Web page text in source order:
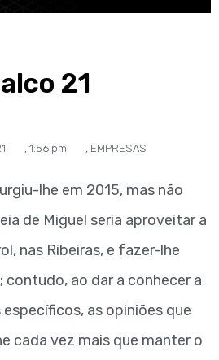
21
1:56 pm EMPRESAS
lhe em 2015, mas não
de Miguel seria aproveitar a
nas Ribeiras, e fazer-lhe
contudo, ao dar a conhecer a
as opiniões que
cada vez mais que manter o